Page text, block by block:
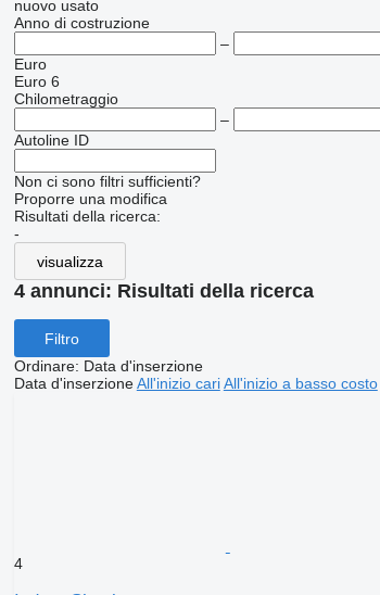
nuovo usato
Anno di costruzione
–
Euro
Euro 6
Chilometraggio
–
Autoline ID
Non ci sono filtri sufficienti?
Proporre una modifica
Risultati della ricerca:
-
visualizza
4 annunci: Risultati della ricerca
Filtro
Ordinare: Data d'inserzione
Data d'inserzione All'inizio cari All'inizio a basso costo
4